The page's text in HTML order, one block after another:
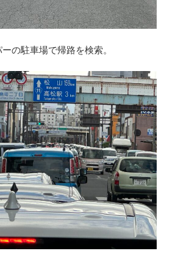
の駐車場で帰路を検索。